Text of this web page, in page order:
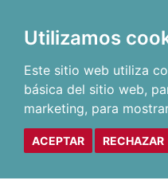
Utilizamos
Este sitio web utiliza
básica del sitio web,
marketing, para
ACEPTAR RECHAZAR